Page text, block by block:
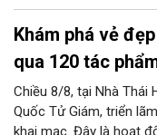
Khám phá vẻ
qua 120 tác
Chiều 8/8, tại Nhà Thái
Quốc Tử Giám, triển
khai mạc. Đây là hoạt